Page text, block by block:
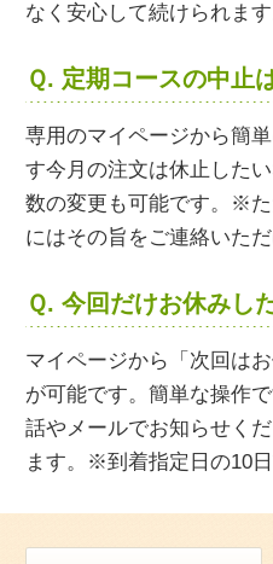
なく安心して続けられま
Ｑ. 定期コースの中止
専用のマイページから簡
す今月の注文は休止した
数の変更も可能です。※
にはその旨をご連絡いた
Ｑ. 今回だけお休みし
マイページから「次回は
が可能です。簡単な操作
話やメールでお知らせく
ます。※到着指定日の10